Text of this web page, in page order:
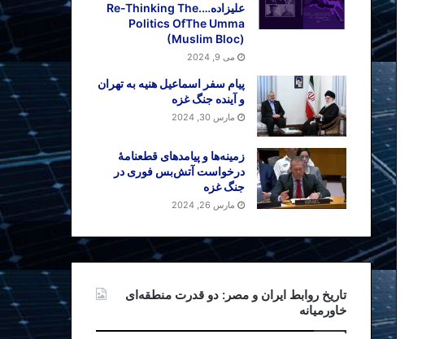
علیزاده….Re-Thinking The
Politics OfThe Umma
(Muslim Bloc)
می 9, 2024
پیام سفر اسماعیل هنیه به تهران
و آینده جنگ غزه
مارس 30, 2024
زمینه‌ها و پیامدهای قطعنامهٔ
درخواست آتش‌بس فوری در
جنگ غزه
مارس 26, 2024
تاریخ روابط ایران و مصر: دو قدرت منطقه‌ای
خاورمیانه